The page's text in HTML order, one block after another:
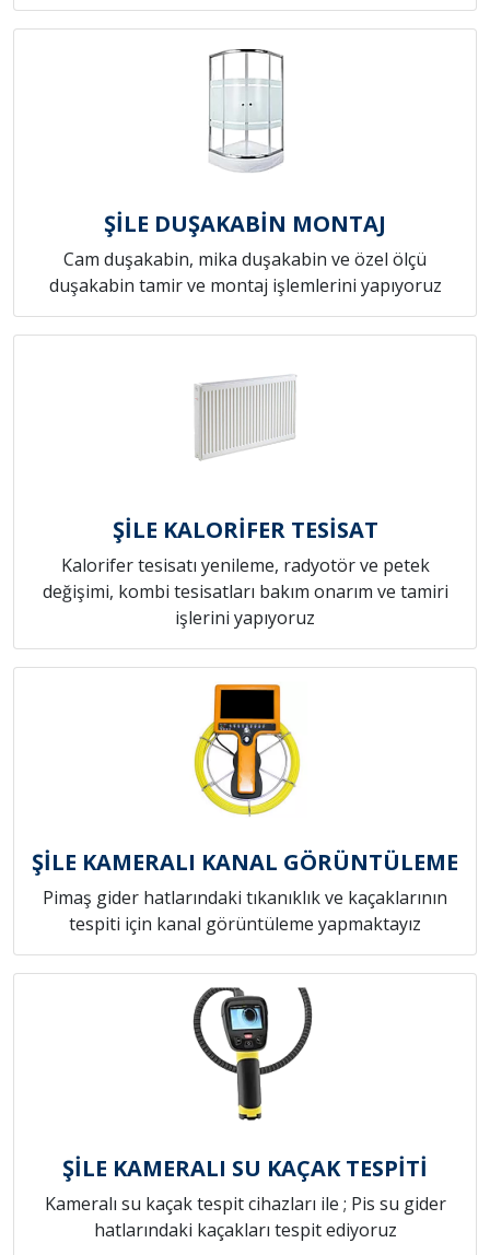
ŞİLE DUŞAKABİN MONTAJ
Cam duşakabin, mika duşakabin ve özel ölçü
duşakabin tamir ve montaj işlemlerini yapıyoruz
ŞİLE KALORİFER TESİSAT
Kalorifer tesisatı yenileme, radyotör ve petek
değişimi, kombi tesisatları bakım onarım ve tamiri
işlerini yapıyoruz
ŞİLE KAMERALI KANAL GÖRÜNTÜLEME
Pimaş gider hatlarındaki tıkanıklık ve kaçaklarının
tespiti için kanal görüntüleme yapmaktayız
ŞİLE KAMERALI SU KAÇAK TESPİTİ
Kameralı su kaçak tespit cihazları ile ; Pis su gider
hatlarındaki kaçakları tespit ediyoruz